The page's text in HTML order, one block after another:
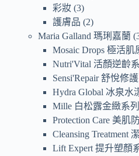
彩妝 3
護膚品
2
Maria Galland 瑪琍嘉蘭
Mosaic Drops 極活肌
Nutri'Vital 活顏逆齡
Sensi'Repair 舒悅修
Hydra Global 冰泉水
Mille 白松露金緻系列
Protection Care 美肌
Cleansing Treatment
Lift Expert 提升塑顏